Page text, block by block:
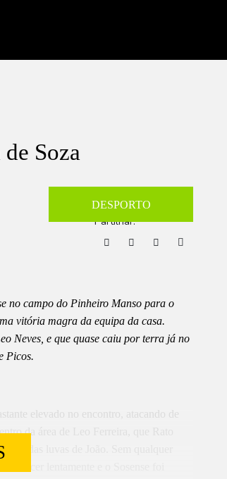
Soza
DESPORTO
Partilhar:
no campo do Pinheiro Manso para o
vitória magra da equipa da casa.
Neves, e que quase caiu por terra já no
Picos.
elevado no encontro, atacando de
da área de Leo Ferreira, que Rato
das luvas de João. Sem qualquer